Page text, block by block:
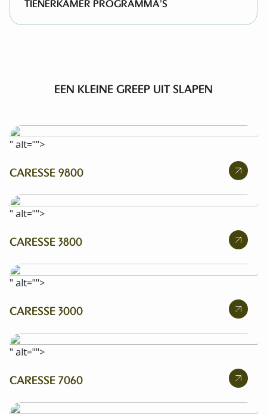
TIENERKAMER PROGRAMMA’S
EEN KLEINE GREEP UIT SLAPEN
" alt="">
CARESSE 9800
" alt="">
CARESSE 3800
" alt="">
CARESSE 3000
" alt="">
CARESSE 7060